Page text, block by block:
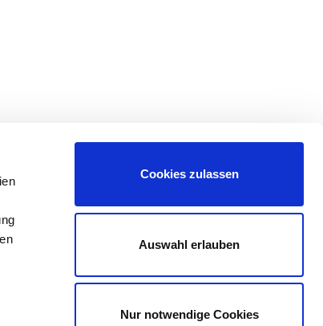
Cookies zulassen
Auswahl erlauben
Nur notwendige Cookies